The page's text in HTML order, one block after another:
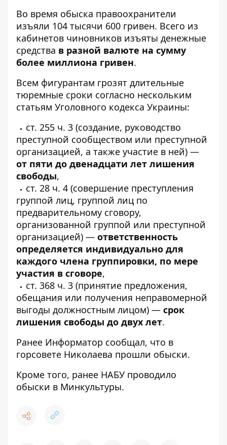
Во время обыска правоохранители
изъяли 104 тысячи 600 гривен. Всего из
кабинетов чиновников изъяты денежные
средства в разной валюте на сумму
более миллиона гривен.
Всем фигурантам грозят длительные
тюремные сроки согласно нескольким
статьям Уголовного кодекса Украины:
ст. 255 ч. 3 (создание, руководство
преступной сообществом или преступной
организацией, а также участие в ней) —
от пяти до двенадцати лет лишения
свободы,
ст. 28 ч. 4 (совершение преступления
группой лиц, группой лиц по
предварительному сговору,
организованной группой или преступной
организацией) — ответственность
определяется индивидуально для
каждого члена группировки, по мере
участия в сговоре,
ст. 368 ч. 3 (принятие предложения,
обещания или получения неправомерной
выгоды должностным лицом) — срок
лишения свободы до двух лет.
Ранее Информатор сообщал, что в
горсовете Николаева прошли обыски.
Кроме того, ранее НАБУ проводило
обыски в Минкультуры.